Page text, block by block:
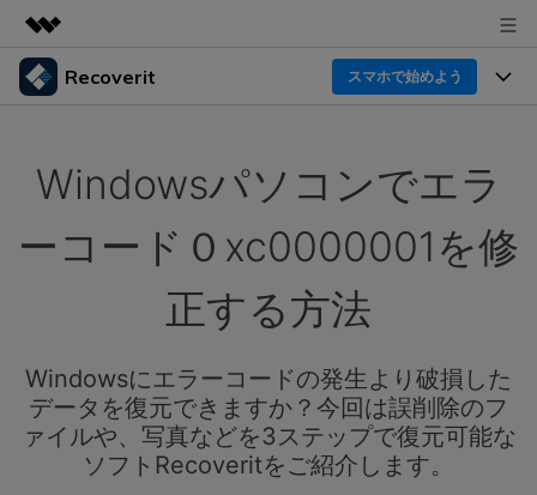
製品
概要
企業情報
プラン＆価格
Recoverit スマホで始めよう
Windowsデータ復元ならRecoverit！確実な復元技術と
スマホで始めよう
Recoverit for Mac
AI
Macの大切なデータを制限なく完全復元
機能一覧
ドライブから復元
削除されたメディアを復元
独自の復元ソリューション 新着
ドキュメントを復元
データ損失のシナリオ
データ復元事例
外付けデバイス復元
パソコン復元
その他の復元
データ復元の専門家
カスタマーストーリー
操作ガイド
ログイン
Windowsパソコンでエラ
ーコード０xc0000001を修
正する方法
Windowsにエラーコードの発生より破損した
データを復元できますか？今回は誤削除のフ
ァイルや、写真などを3ステップで復元可能な
ソフトRecoveritをご紹介します。